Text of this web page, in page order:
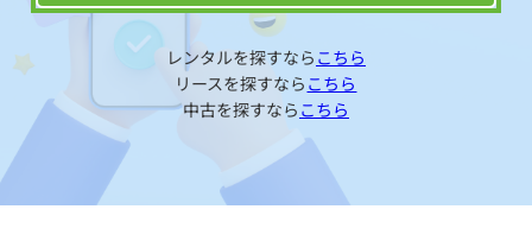
レンタルを探すなら こちら
リースを探すなら こちら
中古を探すなら こちら